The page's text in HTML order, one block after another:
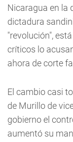
Nicaragua en la
dictadura
"revolución",
críticos lo
ahora de corte
El cambio casi
de Murillo de
gobierno el
aumentó su